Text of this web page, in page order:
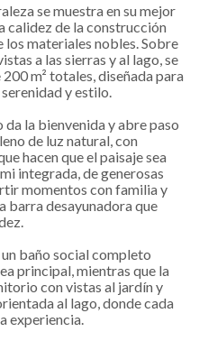
se muestra en su mejor
calidez de la construcción
materiales nobles. Sobre
a las sierras y al lago, se
m² totales, diseñada para
y estilo.
da la bienvenida y abre paso
de luz natural, con
hacen que el paisaje sea
integrada, de generosas
momentos con familia y
barra desayunadora que
baño social completo
principal, mientras que la
con vistas al jardín y
al lago, donde cada
experiencia.